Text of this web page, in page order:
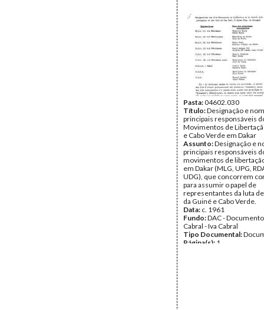
Fundo:
Cabral
Tipo Documental:
Página(s):3
Pasta:04602.030
Título:Designação e
principais responsáveis
Movimentos de
e Cabo Verde em Dakar
Assunto:Designação e
principais responsáveis
movimentos de
em Dakar (MLG, UPG,
UDG), que concorrem
para assumir o papel de
representantes da luta
da Guiné e Cabo Verde.
Data: c. 1961
Fundo:DAC -
Cabral - Iva Cabral
Tipo Documental:
Página(s): 1